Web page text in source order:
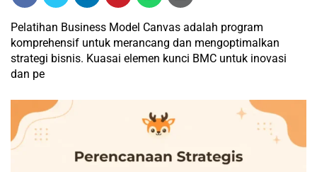
Pelatihan Business Model Canvas adalah program
komprehensif untuk merancang dan mengoptimalkan
strategi bisnis. Kuasai elemen kunci BMC untuk inovasi
dan pe